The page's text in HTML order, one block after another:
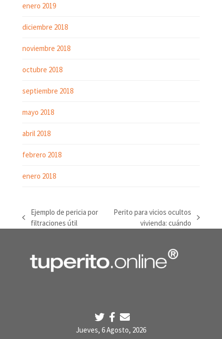
enero 2019
diciembre 2018
noviembre 2018
octubre 2018
septiembre 2018
mayo 2018
abril 2018
febrero 2018
enero 2018
previous
Ejemplo de pericia por
filtraciones útil
Perito para vicios ocultos
vivienda: cuándo
Jueves, 6 Agosto, 2026